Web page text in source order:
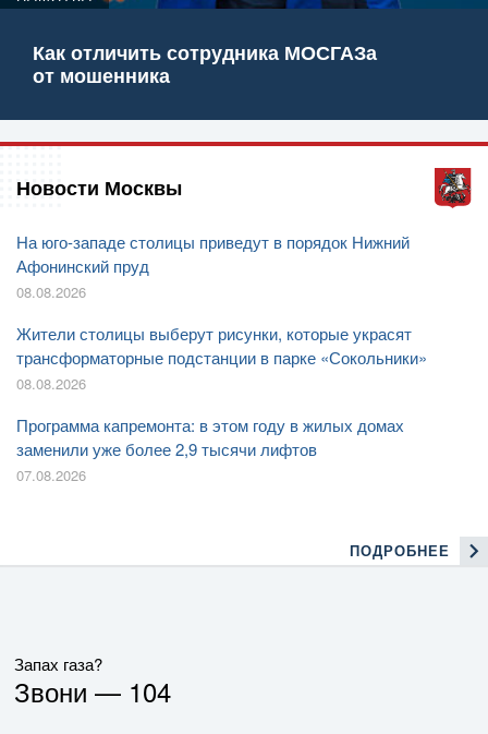
Как отличить сотрудника МОСГАЗа
от мошенника
Новости Москвы
На юго-западе столицы приведут в порядок Нижний
Афонинский пруд
08.08.2026
Жители столицы выберут рисунки, которые украсят
трансформаторные подстанции в парке «Сокольники»
08.08.2026
Программа капремонта: в этом году в жилых домах
заменили уже более 2,9 тысячи лифтов
07.08.2026
ПОДРОБНЕЕ
Запах газа?
Звони — 104